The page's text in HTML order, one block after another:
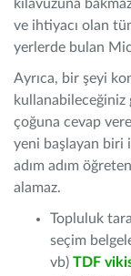
kılavuzuna
ve ihtiyacı olan
yerlerde bulan
Ayrıca, bir şeyi
kullanabileceğiniz
çoğuna cevap
yeni başlayan biri
adım adım
alamaz.
Topluluk
seçim
vb) TDF